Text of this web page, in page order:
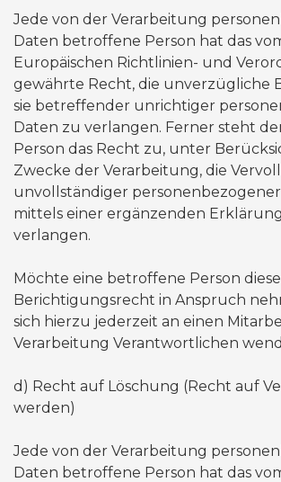
Jede von der Verarbeitung
Daten betroffene Person hat das
Europäischen Richtlinien- und
gewährte Recht, die unverzügliche
sie betreffender unrichtiger
Daten zu verlangen. Ferner steht
Person das Recht zu, unter
Zwecke der Verarbeitung, die
unvollständiger
mittels einer ergänzenden
verlangen.
Möchte eine betroffene Person
Berichtigungsrecht in Anspruch
sich hierzu jederzeit an einen
Verarbeitung Verantwortlichen
​d) Recht auf Löschung (Recht auf
werden)
Jede von der Verarbeitung
Daten betroffene Person hat das